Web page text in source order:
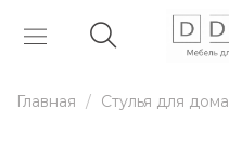
Главная Стулья для дома